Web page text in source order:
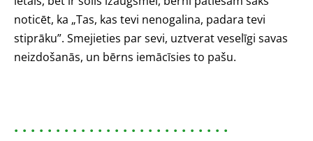
noticēt, ka „Tas, kas tevi nenogalina, padara tevi
stiprāku”. Smejieties par sevi, uztverat veselīgi savas
neizdošanās, un bērns iemācīsies to pašu.
. . . . . . . . . . . . . . . . . . . . . . . . . .